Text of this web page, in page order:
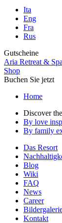
Ita
Eng
Fra
Rus
Gutscheine
Aria Retreat & Spa
Shop
Buchen Sie jetzt
Home
Discover
By love
By family
Das Resort
Blog
Wiki
FAQ
News
Career
Kontakt